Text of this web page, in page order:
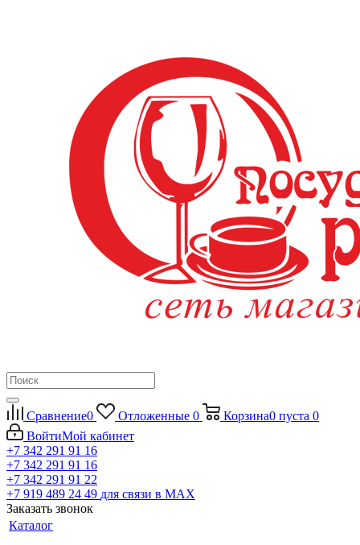
Сравнение0 Отложенные 0 Корзина0 пуста 0
ВойтиМой кабинет
+7 342 291 91 16
+7 342 291 91 16
+7 342 291 91 22
+7 919 489 24 49 для связи в МАХ
Заказать звонок
Каталог